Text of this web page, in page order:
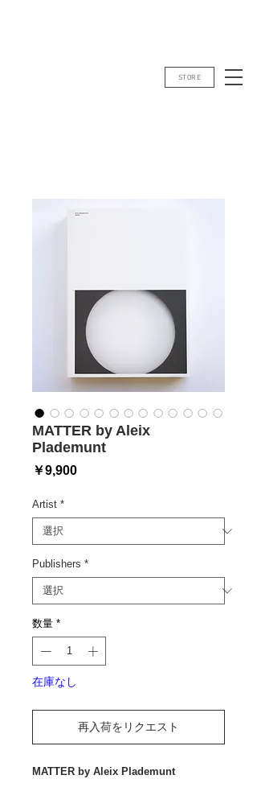
STORE
MATTER by Aleix
Plademunt
￥9,900価
Artist *
Publishers *
数量 *
在庫なし
再入荷をリクエスト
MATTER by Aleix Plademunt